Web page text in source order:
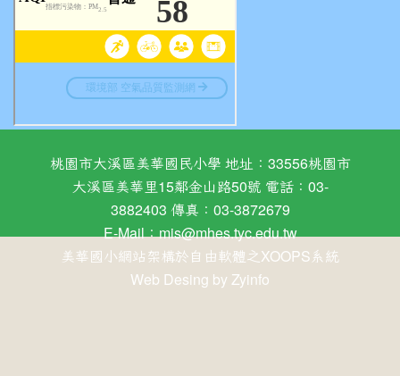
桃園市大溪區美華國民小學 地址：33556桃園市
大溪區美華里15鄰金山路50號 電話：03-
3882403 傳真：03-3872679
E-Mail：mis@mhes.tyc.edu.tw
美華國小網站架構於自由軟體之XOOPS系統
Web Desing by Zyinfo